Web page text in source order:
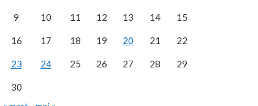
9 10 11 12 13 14 15
16 17 18 19 20 21 22
23 24 25 26 27 28 29
30